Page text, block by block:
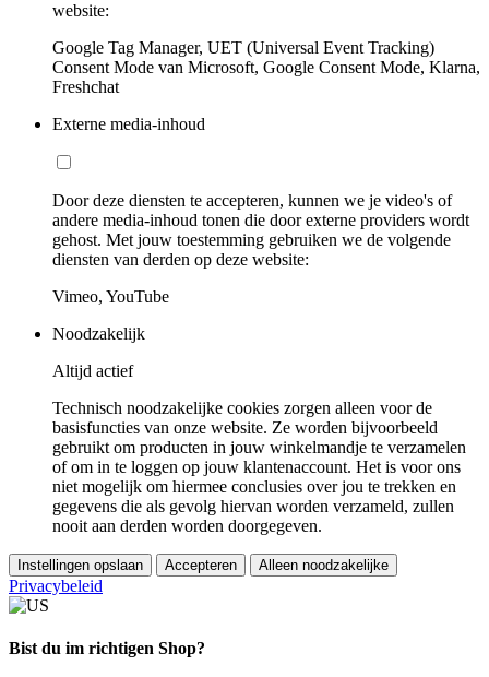
website:
Google Tag Manager, UET (Universal Event Tracking)
Consent Mode van Microsoft, Google Consent Mode, Klarna,
Freshchat
Externe media-inhoud
Door deze diensten te accepteren, kunnen we je video's of
andere media-inhoud tonen die door externe providers wordt
gehost. Met jouw toestemming gebruiken we de volgende
diensten van derden op deze website:
Vimeo, YouTube
Noodzakelijk
Altijd actief
Technisch noodzakelijke cookies zorgen alleen voor de
basisfuncties van onze website. Ze worden bijvoorbeeld
gebruikt om producten in jouw winkelmandje te verzamelen
of om in te loggen op jouw klantenaccount. Het is voor ons
niet mogelijk om hiermee conclusies over jou te trekken en
gegevens die als gevolg hiervan worden verzameld, zullen
nooit aan derden worden doorgegeven.
Instellingen opslaan Accepteren Alleen noodzakelijke
Privacybeleid
Bist du im richtigen Shop?